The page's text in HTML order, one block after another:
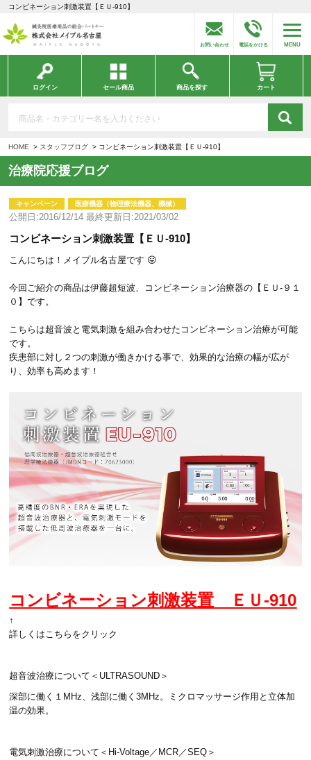
コンビネーション刺激装置【ＥＵ-910】
お問い合わせ 電話をかける MENU
ログイン セール商品 商品を探す カート
HOME スタッフブログ コンビネーション刺激装置【ＥＵ-910】
治療院応援ブログ
キャンペーン 医療機器（物理療法機器、機械）
公開日:2016/12/14 最終更新日:2021/03/02
コンビネーション刺激装置【ＥＵ-910】
こんにちは！メイプル名古屋です 😛
今回ご紹介の商品は伊藤超短波、コンビネーション治療器の【ＥＵ-９１
０】です。
こちらは超音波と電気刺激を組み合わせたコンビネーション治療が可能
です。
疾患部に対し２つの刺激が働きかける事で、効果的な治療の幅が広が
り、効率も高めます！
コンビネーション刺激装置 ＥＵ-910
↑
詳しくはこちらをクリック
超音波治療について＜ULTRASOUND＞
深部に働く１MHz、浅部に働く3MHz。ミクロマッサージ作用と立体加
温の効果。
電気刺激治療について＜Hi-Voltage／MCR／SEQ＞